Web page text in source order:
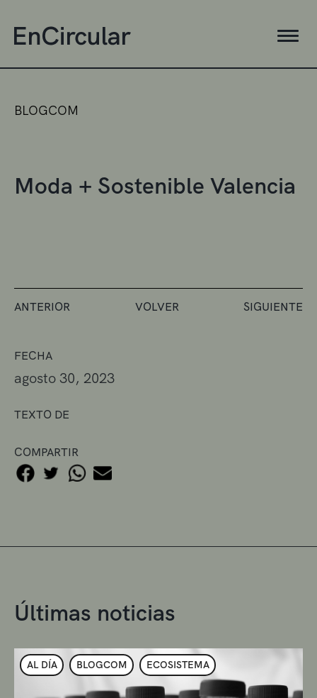
FECHA
agosto 30, 2023
TEXTO DE
COMPARTIR
BLOGCOM
Moda + Sostenible Valencia
ANTERIOR VOLVER SIGUIENTE
Últimas noticias
AL DÍA BLOGCOM ECOSISTEMA